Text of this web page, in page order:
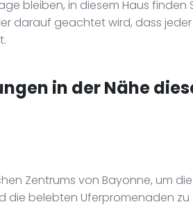
bleiben, in diesem Haus finden
darauf geachtet wird, dass jeder
in der Nähe
Zentrums von Bayonne, um die
die belebten Uferpromenaden zu